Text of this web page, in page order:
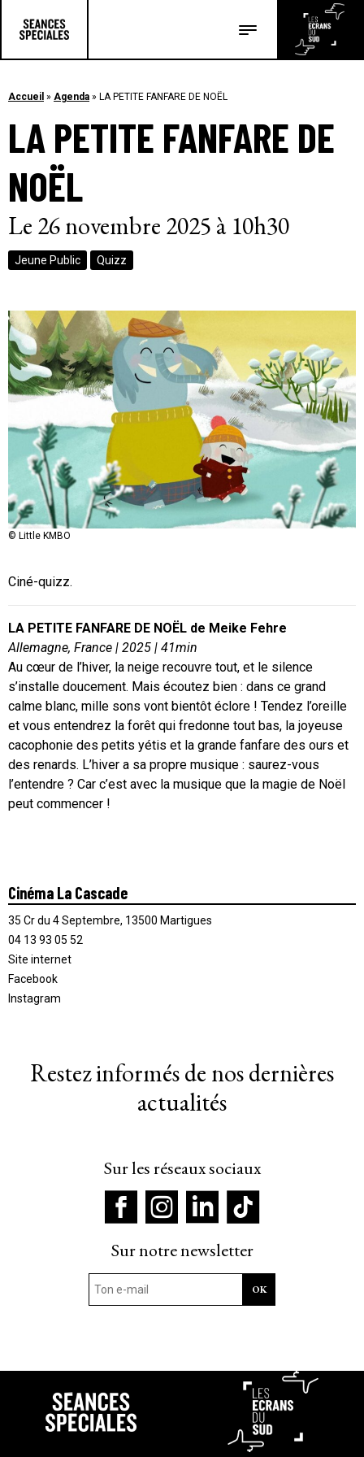
Les articles
Accueil » Agenda » LA PETITE FANFARE DE NOËL
LA PETITE FANFARE DE
NOËL
Le 26 novembre 2025 à 10h30
Jeune Public Quizz
© Little KMBO
Ciné-quizz.
LA PETITE FANFARE DE NOËL de Meike Fehre
Allemagne, France | 2025 | 41min
Au cœur de l’hiver, la neige recouvre tout, et le silence
s’installe doucement. Mais écoutez bien : dans ce grand
calme blanc, mille sons vont bientôt éclore ! Tendez l’oreille
et vous entendrez la forêt qui fredonne tout bas, la joyeuse
cacophonie des petits yétis et la grande fanfare des ours et
des renards. L’hiver a sa propre musique : saurez-vous
l’entendre ? Car c’est avec la musique que la magie de Noël
peut commencer !
Cinéma La Cascade
35 Cr du 4 Septembre, 13500 Martigues
04 13 93 05 52
Site internet
Facebook
Instagram
Restez informés de nos dernières
actualités
Sur les réseaux sociaux
Sur notre newsletter